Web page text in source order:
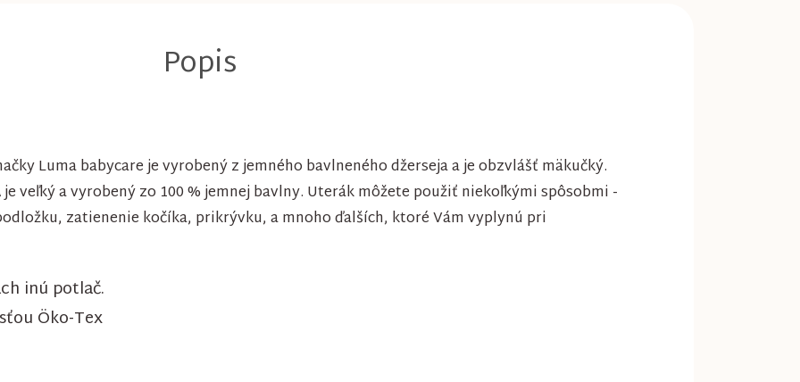
Luma babycare je vyrobený z jemného bavlneného džerseja a je obzvlášť mäkučký.
veľký a vyrobený zo 100 % jemnej bavlny. Uterák môžete použiť niekoľkými spôsobmi -
zatienenie kočíka, prikrývku, a mnoho ďalších, ktoré Vám vyplynú pri
inú potlač.
Öko-Tex